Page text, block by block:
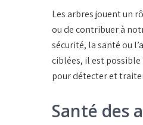
Lesarbresjouent un
ou de contribuer à
sécurité, la santé ou
ciblées, il est possible
pour détecter et
Santé des